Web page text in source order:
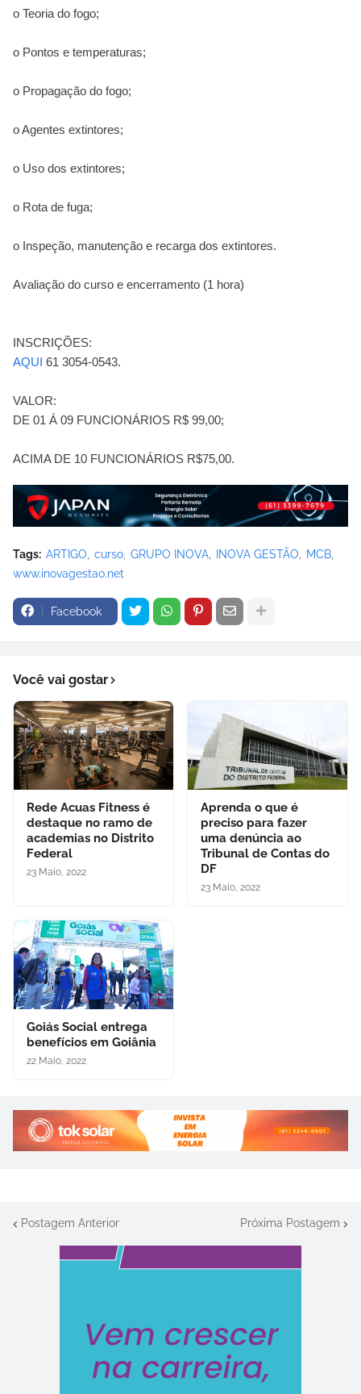
o Teoria do fogo;
o Pontos e temperaturas;
o Propagação do fogo;
o Agentes extintores;
o Uso dos extintores;
o Rota de fuga;
o Inspeção, manutenção e recarga dos extintores.
Avaliação do curso e encerramento (1 hora)
INSCRIÇÕES:
AQUI 61 3054-0543.
VALOR:
DE 01 Á 09 FUNCIONÁRIOS R$ 99,00;
ACIMA DE 10 FUNCIONÁRIOS R$75,00.
Tags: ARTIGO curso GRUPO INOVA INOVA GESTÃO
MCB
www.inovagestao.net
Facebook
Você vai gostar
Rede Acuas Fitness é
destaque no ramo de
academias no Distrito
Federal
23 Maio, 2022
Aprenda o que é
preciso para fazer
uma denúncia ao
Tribunal de Contas do
DF
23 Maio, 2022
Goiás Social entrega
benefícios em Goiânia
22 Maio, 2022
Postagem Anterior Próxima Postagem